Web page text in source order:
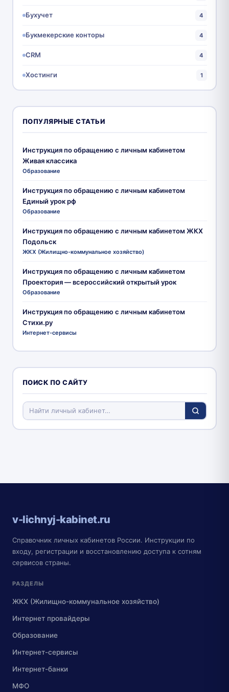
Бухучет 4
Букмекерские конторы 4
CRM 4
Хостинги 1
ПОПУЛЯРНЫЕ СТАТЬИ
Инструкция по обращению с личным кабинетом
Живая классика
Образование
Инструкция по обращению с личным кабинетом
Единый урок рф
Образование
Инструкция по обращению с личным кабинетом ЖКХ
Подольск
ЖКХ (Жилищно-коммунальное хозяйство)
Инструкция по обращению с личным кабинетом
Проектория — всероссийский открытый урок
Образование
Инструкция по обращению с личным кабинетом
Стихи.ру
Интернет-сервисы
ПОИСК ПО САЙТУ
v-lichnyj-kabinet.ru
Справочник личных кабинетов России. Инструкции по
входу, регистрации и восстановлению доступа к сотням
сервисов страны.
РАЗДЕЛЫ
ЖКХ (Жилищно-коммунальное хозяйство)
Интернет провайдеры
Образование
Интернет-сервисы
Интернет-банки
МФО